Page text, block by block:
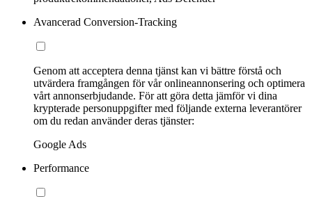
Avancerad Conversion-Tracking
Genom att acceptera denna tjänst kan vi bättre förstå och
utvärdera framgången för vår onlineannonsering och optimera
vårt annonserbjudande. För att göra detta jämför vi dina
krypterade personuppgifter med följande externa leverantörer
om du redan använder deras tjänster:
Google Ads
Performance